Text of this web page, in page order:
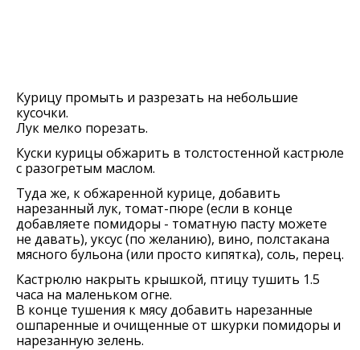
Курицу промыть и разрезать на небольшие
кусочки.
Лук мелко порезать.
Куски курицы обжарить в толстостенной кастрюле
с разогретым маслом.
Туда же, к обжаренной курице, добавить
нарезанный лук, томат-пюре (если в конце
добавляете помидоры - томатную пасту можете
не давать), уксус (по желанию), вино, полстакана
мясного бульона (или просто кипятка), соль, перец.
Кастрюлю накрыть крышкой, птицу тушить 1.5
часа на маленьком огне.
В конце тушения к мясу добавить нарезанные
ошпаренные и очищенные от шкурки помидоры и
нарезанную зелень.